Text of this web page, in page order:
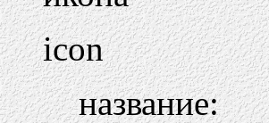
icon
название: